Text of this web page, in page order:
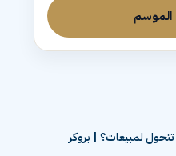
الموسم
تتحول لمبيعات؟ | بروكر